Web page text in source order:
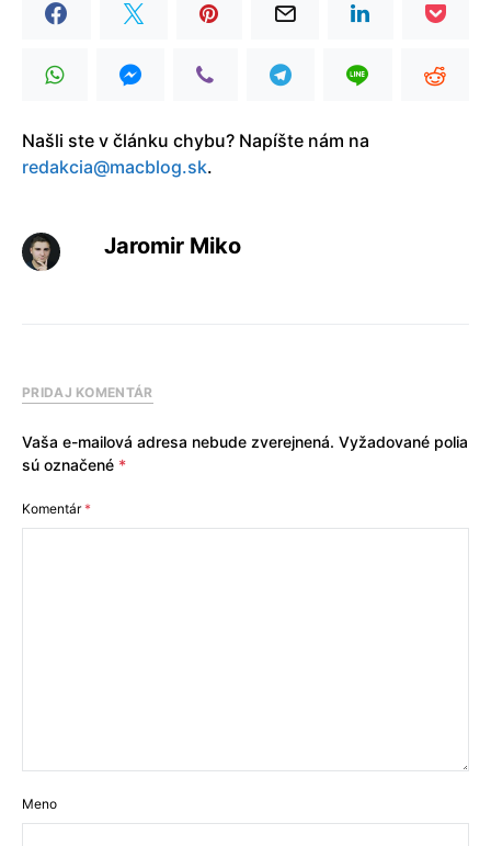
Našli ste v článku chybu? Napíšte nám na
redakcia@macblog.sk.
Jaromir Miko
PRIDAJ KOMENTÁR
Vaša e-mailová adresa nebude zverejnená. Vyžadované polia
sú označené *
Komentár*
Meno